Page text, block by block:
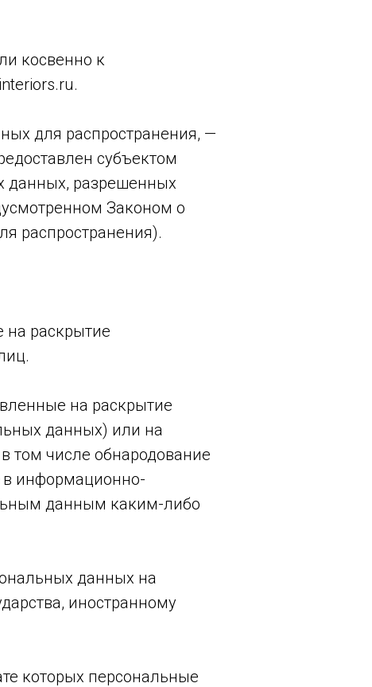
косвенно к
для распространения, —
субъектом
данных, разрешенных
Законом о
распространения).
на раскрытие
на раскрытие
данных) или на
том числе обнародование
информационно-
данным каким-либо
данных на
иностранному
которых персональные